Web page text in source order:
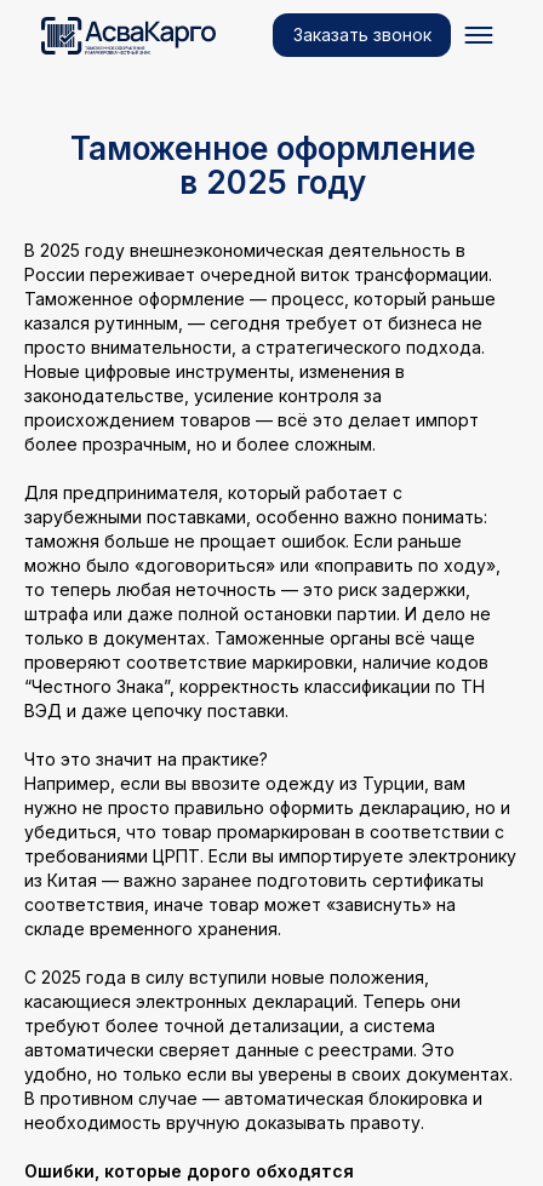
Заказать звонок
Таможенное оформление
в 2025 году
В 2025 году внешнеэкономическая деятельность в
России переживает очередной виток трансформации.
Таможенное оформление — процесс, который раньше
казался рутинным, — сегодня требует от бизнеса не
просто внимательности, а стратегического подхода.
Новые цифровые инструменты, изменения в
законодательстве, усиление контроля за
происхождением товаров — всё это делает импорт
более прозрачным, но и более сложным.
Для предпринимателя, который работает с
зарубежными поставками, особенно важно понимать:
таможня больше не прощает ошибок. Если раньше
можно было «договориться» или «поправить по ходу»,
то теперь любая неточность — это риск задержки,
штрафа или даже полной остановки партии. И дело не
только в документах. Таможенные органы всё чаще
проверяют соответствие маркировки, наличие кодов
“Честного Знака”, корректность классификации по ТН
ВЭД и даже цепочку поставки.
Что это значит на практике?
Например, если вы ввозите одежду из Турции, вам
нужно не просто правильно оформить декларацию, но и
убедиться, что товар промаркирован в соответствии с
требованиями ЦРПТ. Если вы импортируете электронику
из Китая — важно заранее подготовить сертификаты
соответствия, иначе товар может «зависнуть» на
складе временного хранения.
С 2025 года в силу вступили новые положения,
касающиеся электронных деклараций. Теперь они
требуют более точной детализации, а система
автоматически сверяет данные с реестрами. Это
удобно, но только если вы уверены в своих документах.
В противном случае — автоматическая блокировка и
необходимость вручную доказывать правоту.
Ошибки, которые дорого обходятся